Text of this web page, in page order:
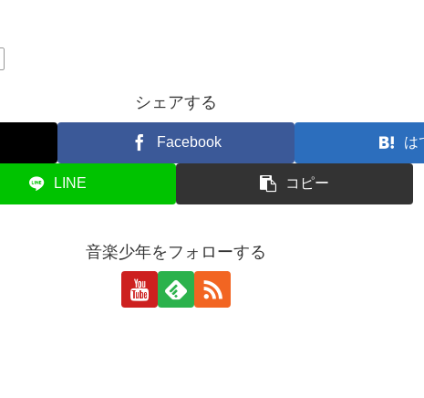
シェアする
Facebook は
LINE コピー
音楽少年をフォローする